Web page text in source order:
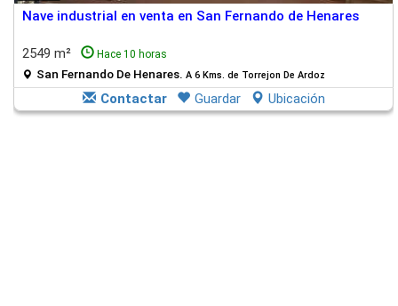
Nave industrial en venta en San Fernando de Henares
2549 m² Hace 10 horas
San Fernando De Henares. A 6 Kms. de Torrejon De Ardoz
Contactar Guardar Ubicación